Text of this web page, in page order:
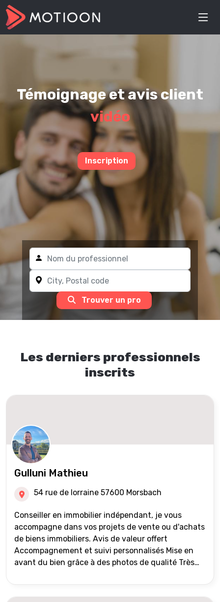
Témoignage et avis client
vidéo
Inscription
Trouver un pro
Les derniers professionnels
inscrits
Gulluni Mathieu
54 rue de lorraine 57600 Morsbach
Conseiller en immobilier indépendant, je vous
accompagne dans vos projets de vente ou d'achats
de biens immobiliers. Avis de valeur offert
Accompagnement et suivi personnalisés Mise en
avant du bien grâce à des photos de qualité Très
international) Validation du financement des
acquéreurs auprès de partenaires financiers